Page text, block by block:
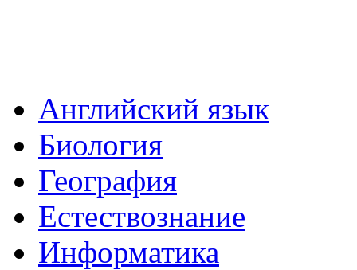
Английский язык
Биология
География
Естествознание
Информатика